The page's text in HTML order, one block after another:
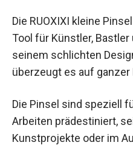
Die RUOXIXI kleine
Tool für Künstler,
seinem schlichten
überzeugt es auf ganzer
Die Pinsel sind speziell
Arbeiten prädestiniert,
Kunstprojekte oder im